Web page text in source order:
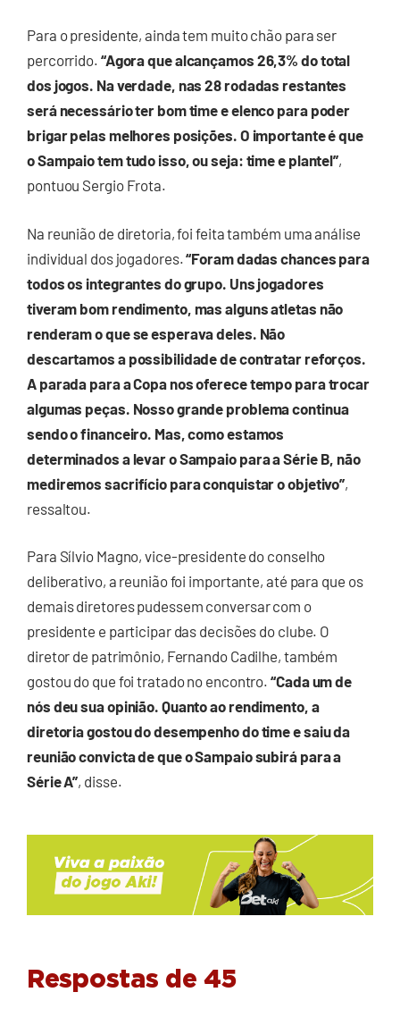
Para o presidente, ainda tem muito chão para ser
percorrido. “Agora que alcançamos 26,3% do total
dos jogos. Na verdade, nas 28 rodadas restantes
será necessário ter bom time e elenco para poder
brigar pelas melhores posições. O importante é que
o Sampaio tem tudo isso, ou seja: time e plantel”,
pontuou Sergio Frota.
Na reunião de diretoria, foi feita também uma análise
individual dos jogadores.“Foram dadas chances para
todos os integrantes do grupo. Uns jogadores
tiveram bom rendimento, mas alguns atletas não
renderam o que se esperava deles. Não
descartamos a possibilidade de contratar reforços.
A parada para a Copa nos oferece tempo para trocar
algumas peças. Nosso grande problema continua
sendo o financeiro. Mas, como estamos
determinados a levar o Sampaio para a Série B, não
mediremos sacrifício para conquistar o objetivo”,
ressaltou.
Para Sílvio Magno, vice-presidente do conselho
deliberativo, a reunião foi importante, até para que os
demais diretores pudessem conversar com o
presidente e participar das decisões do clube. O
diretor de patrimônio, Fernando Cadilhe, também
gostou do que foi tratado no encontro.“Cada um de
nós deu sua opinião. Quanto ao rendimento, a
diretoria gostou do desempenho do time e saiu da
reunião convicta de que o Sampaio subirá para a
Série A”, disse.
Respostas de 45